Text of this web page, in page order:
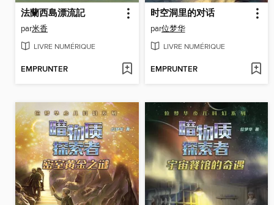
法蘭西島漂流記
par米香
LIVRE NUMÉRIQUE
EMPRUNTER
时空洞里的对话
par位梦华
LIVRE NUMÉRIQUE
EMPRUNTER